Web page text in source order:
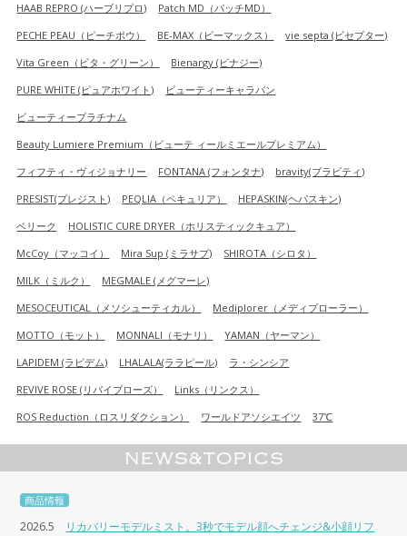
HAAB REPRO (ハーブリプロ)
Patch MD（パッチMD）
PECHE PEAU（ピーチポウ）
BE-MAX（ビーマックス）
vie septa (ビセプター)
Vita Green（ビタ・グリーン）
Bienargy (ビナジー)
PURE WHITE (ピュアホワイト)
ビューティーキャラバン
ビューティープラチナム
Beauty Lumiere Premium（ビューテ ィールミエールプレミアム）
フィフティ・ヴィジョナリー
FONTANA (フォンタナ)
bravity(ブラビティ)
PRESIST(プレジスト)
PEQLIA（ペキュリア）
HEPASKIN(ヘパスキン)
ベリーク
HOLISTIC CURE DRYER（ホリスティックキュア）
McCoy（マッコイ）
Mira Sup (ミラサプ)
SHIROTA（シロタ）
MILK（ミルク）
MEGMALE (メグマーレ)
MESOCEUTICAL（メソシューティカル）
Mediplorer（メディプローラー）
MOTTO（モット）
MONNALI（モナリ）
YAMAN（ヤーマン）
LAPIDEM (ラピデム)
LHALALA(ララピール)
ラ・シンシア
REVIVE ROSE (リバイブローズ）
Links（リンクス）
ROS Reduction（ロスリダクション）
ワールドアソシエイツ 37℃
商品情報
2026.5
リカバリーモデルミスト。3秒でモデル顔へチェンジ&小顔リフ